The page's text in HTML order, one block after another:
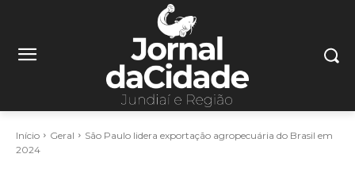
Início Geral
São Paulo lidera exportação agropecuária do Brasil em
2024